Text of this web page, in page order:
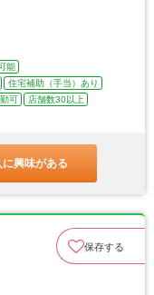
能
住宅補助（手当）あり
可
店舗数30以上
に興味がある
保存する